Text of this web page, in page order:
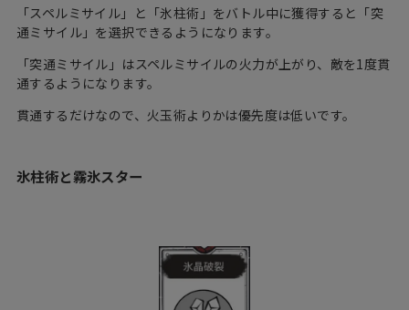
「スペルミサイル」と「氷柱術」をバトル中に獲得すると「突
通ミサイル」を選択できるようになります。
「突通ミサイル」はスペルミサイルの火力が上がり、敵を1度貫
通するようになります。
貫通するだけなので、火玉術よりかは優先度は低いです。
氷柱術と霧氷スター